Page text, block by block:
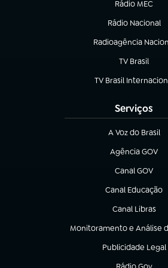
Rádio MEC
(abre em nova
Rádio Nacional
Radioagência
(abre em nova aba)
TV Brasil
(abre em
TV Brasil
(abre em nova aba)
Serviços
A Voz do Brasil
(abre em nova
Agência GOV
(abre em nova
Canal GOV
(abre em nova
Canal Educação
(abre em nova
Canal Libras
(abre em nova
Monitoramento e Análise
(abre em nova aba)
Publicidade Legal
(abre em nova aba)